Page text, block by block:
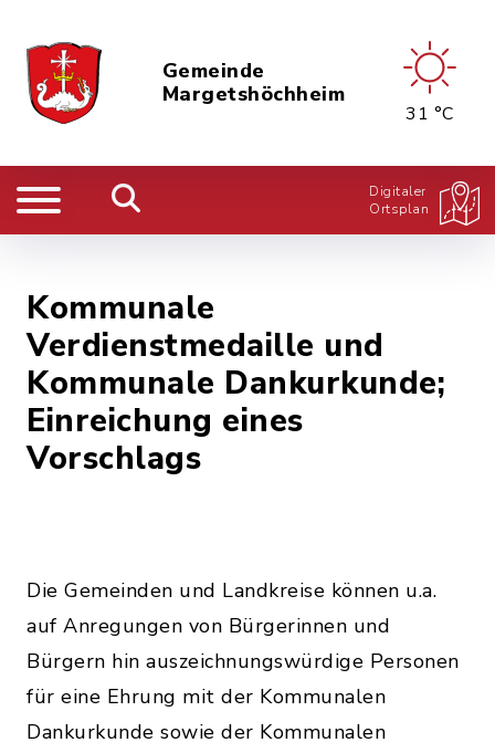
Gemeinde
Margetshöchheim
31 °C
Digitaler
Ortsplan
Kommunale
Verdienstmedaille und
Kommunale Dankurkunde;
Einreichung eines
Vorschlags
Die Gemeinden und Landkreise können u.a.
auf Anregungen von Bürgerinnen und
Bürgern hin auszeichnungswürdige Personen
für eine Ehrung mit der Kommunalen
Dankurkunde sowie der Kommunalen